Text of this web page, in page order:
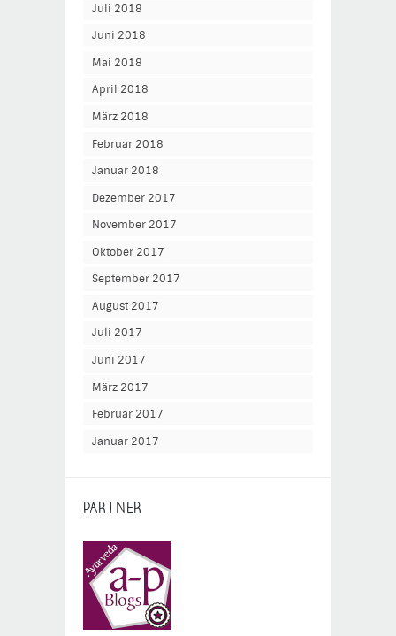
Juli 2018
Juni 2018
Mai 2018
April 2018
März 2018
Februar 2018
Januar 2018
Dezember 2017
November 2017
Oktober 2017
September 2017
August 2017
Juli 2017
Juni 2017
März 2017
Februar 2017
Januar 2017
PARTNER